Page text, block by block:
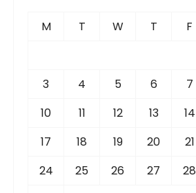
M T W T F
3
4 5 6 7
10
11 12 13 14
17
18 19 20 21
24
25 26 27 28